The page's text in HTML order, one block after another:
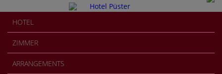
HOTEL
ZIMMER
ARRANGEMENTS